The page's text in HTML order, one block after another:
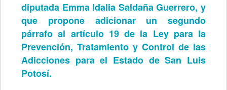
diputada Emma Idalia Saldaña Guerrero, y
que propone adicionar un segundo
párrafo al artículo 19 de la Ley para la
Prevención, Tratamiento y Control de las
Adicciones para el Estado de San Luis
Potosí.